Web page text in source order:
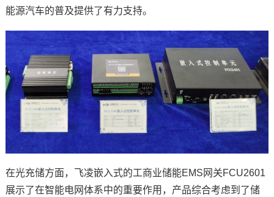
能源汽车的普及提供了有力支持。
在光充储方面，飞凌嵌入式的工商业储能EMS网关FCU2601
展示了在智能电网体系中的重要作用，产品综合考虑到了储